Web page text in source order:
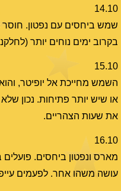
14.10
שמש ביחסים עם נפטון. חוסר
בקרוב ימים נוחים יותר
15.10
השמש מחייכת אל יופיטר,
או שיש יותר פתיחות. נכון
את שעות הצהריים.
16.10
מארס ונפטון ביחסים.
עושה משהו אחר. לפעמים